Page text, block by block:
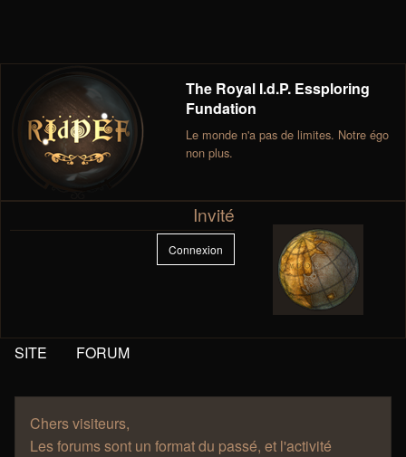
The Royal I.d.P. Essploring
Fundation
Le monde n'a pas de limites. Notre égo
non plus.
Invité
Connexion
SITE FORUM
Chers visiteurs,
Les forums sont un format du passé, et l'activité